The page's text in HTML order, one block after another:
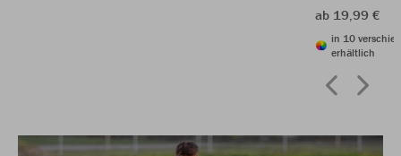
ab 19,99 €
in 10
erhältlich